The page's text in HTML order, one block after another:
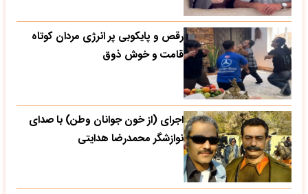
رقص و پایکوبی پر انرژی مردان کوتاه
قامت و خوش ذوق
اجرای (از خون جوانان وطن) با صدای
نوازشگر محمدرضا هدایتی